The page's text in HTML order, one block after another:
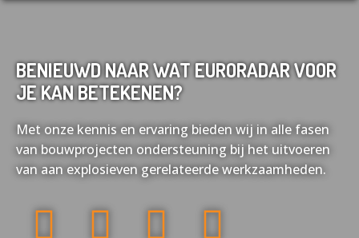
BENIEUWD NAAR WAT EURORADAR VOOR
JE KAN BETEKENEN?
Met onze kennis en ervaring bieden wij in alle fasen
van bouwprojecten ondersteuning bij het uitvoeren
van aan explosieven gerelateerde werkzaamheden.